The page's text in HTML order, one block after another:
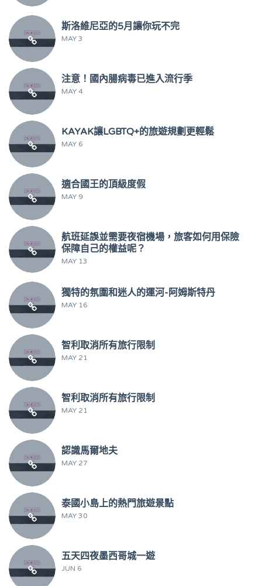
斯洛維尼亞的5月讓你玩不完
MAY 3
注意！國內腸病毒已進入流行季
MAY 4
KAYAK讓LGBTQ+的旅遊規劃更輕鬆
MAY 6
適合國王的頂級度假
MAY 9
航班延誤並需要夜宿機場，旅客如何用保險
保障自己的權益呢？
MAY 13
獨特的氛圍和迷人的運河-阿姆斯特丹
MAY 16
智利取消所有旅行限制
MAY 21
智利取消所有旅行限制
MAY 21
認識馬爾地夫
MAY 27
泰國小島上的熱門旅遊景點
MAY 30
五天四夜墨西哥城一遊
JUN 6